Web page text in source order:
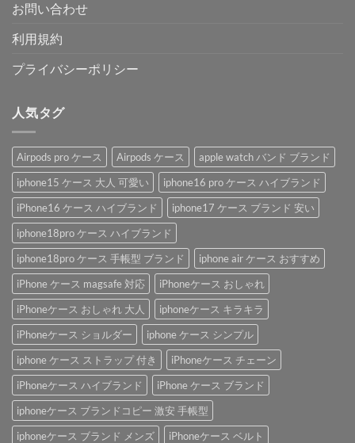
お問い合わせ
利用規約
プライバシーポリシー
人気タグ
Airpods pro ケース Airpods ケース
apple watch バンド ブランド
iphone15 ケース 大人 可愛い
iphone16 pro ケース ハイブランド
iPhone16 ケース ハイブランド
iphone17 ケース ブランド 安い
iphone18pro ケース ハイブランド
iphone18pro ケース 手帳型 ブランド
iphone air ケース おすすめ
iPhone ケース magsafe 対応
iPhoneケース おしゃれ
iPhoneケース おしゃれ 大人
iphoneケース キラキラ
iPhoneケース ショルダー
iphone ケース シンプル
iphone ケース ストラップ 付き
iPhoneケース チェーン
iPhoneケース ハイブランド
iPhone ケース ブランド
iphoneケース ブランドコピー 激安 手帳型
iphoneケース ブランド メンズ
iPhoneケース ベルト